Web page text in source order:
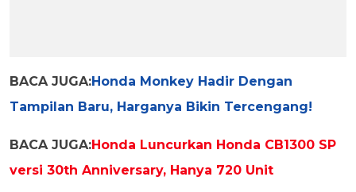
BACA JUGA:Honda Monkey Hadir Dengan
Tampilan Baru, Harganya Bikin Tercengang!
BACA JUGA:Honda Luncurkan Honda CB1300 SP
versi 30th Anniversary, Hanya 720 Unit